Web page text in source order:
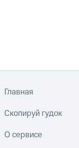
Главная
Скопируй гудок
О сервисе